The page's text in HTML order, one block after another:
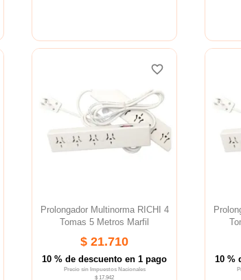
Prolongador Multinorma RICHI 4
Tomas 5 Metros Marfil
$ 21.710
10 % de descuento en 1 pago
Precio sin Impuestos Nacionales
$ 17.942
favorite_border
favorite_border
favorite_border
10 %